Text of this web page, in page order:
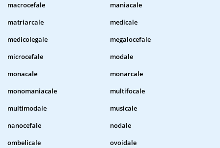
macrocefale
maniacale
matriarcale
medicale
medicolegale
megalocefale
microcefale
modale
monacale
monarcale
monomaniacale
multifocale
multimodale
musicale
nanocefale
nodale
ombelicale
ovoidale